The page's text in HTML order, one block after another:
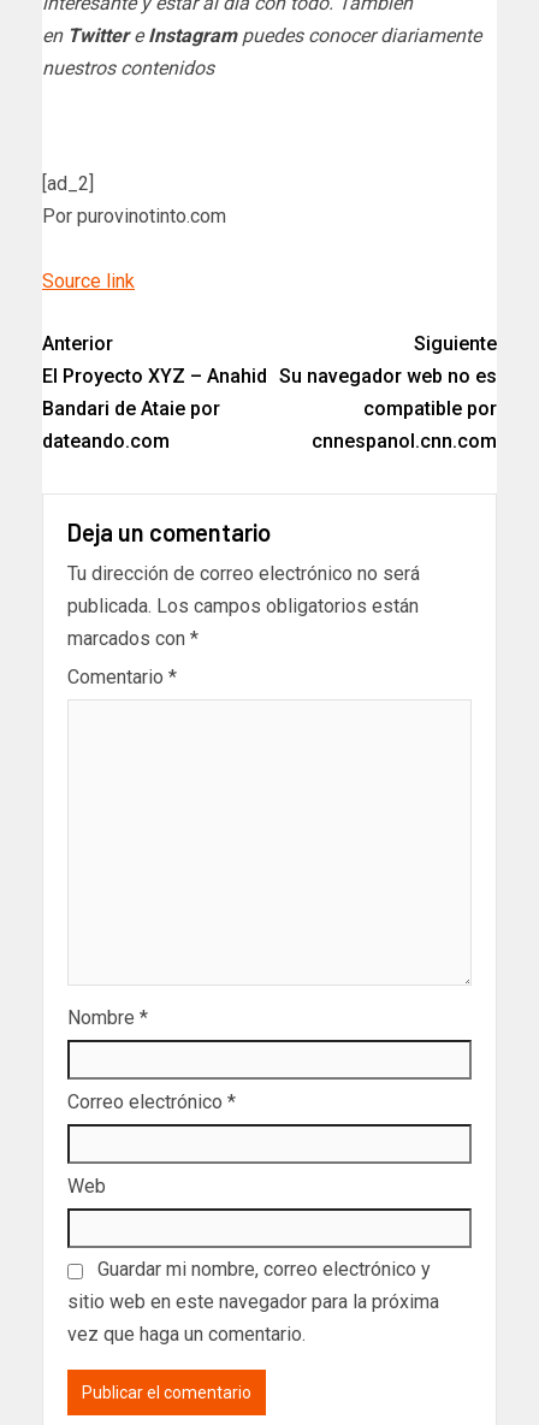
en TwittereInstagrampuedes conocer diariamente
nuestros contenidos
[ad_2]
Por purovinotinto.com
Source link
Anterior
El Proyecto XYZ – Anahid
Bandari de Ataie por
dateando.com
Siguiente
Su navegador web no es
compatible por
cnnespanol.cnn.com
Deja un comentario
Tu dirección de correo electrónico no será
publicada. Los campos obligatorios están
marcados con *
Comentario *
Nombre *
Correo electrónico *
Web
Guardar mi nombre, correo electrónico y
sitio web en este navegador para la próxima
vez que haga un comentario.